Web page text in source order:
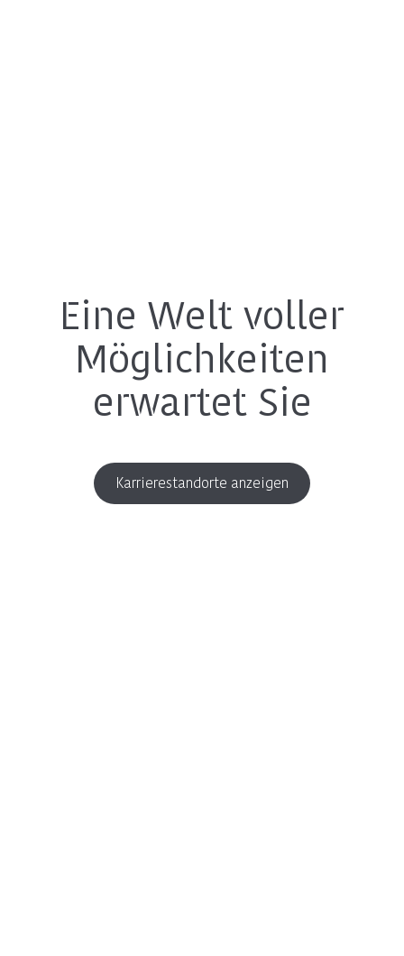
Eine Welt voller
Möglichkeiten
erwartet Sie
Karrierestandorte anzeigen